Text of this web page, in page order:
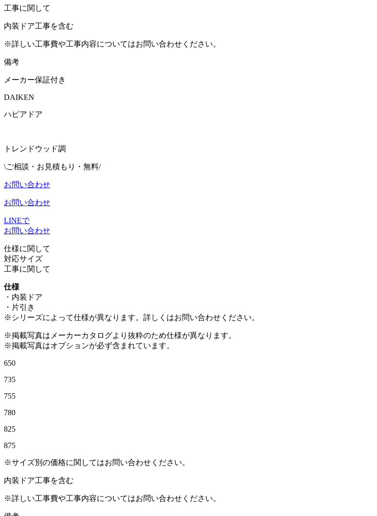
工事に関して
内装ドア工事を含む
※詳しい工事費や工事内容についてはお問い合わせください。
備考
メーカー保証付き
DAIKEN
ハピアドア
トレンドウッド調
\ご相談・お見積もり・無料/
お問い合わせ
お問い合わせ
LINEで
お問い合わせ
仕様に関して
対応サイズ
工事に関して
仕様
・内装ドア
・片引き
※シリーズによって仕様が異なります。詳しくはお問い合わせください。
※掲載写真はメーカーカタログより抜粋のため仕様が異なります。
※掲載写真はオプションが必ず含まれています。
650
735
755
780
825
875
※サイズ別の価格に関してはお問い合わせください。
内装ドア工事を含む
※詳しい工事費や工事内容についてはお問い合わせください。